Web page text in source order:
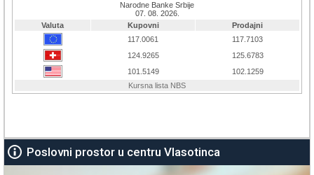
Poslovni prostor u centru Vlasotinca